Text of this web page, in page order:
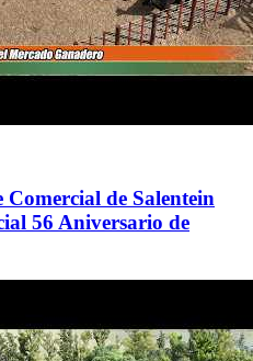
de Salentein
56 Aniversario de